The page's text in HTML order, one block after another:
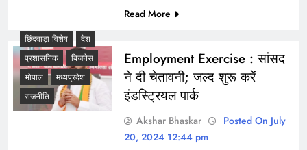
Read More
छिंदवाड़ा विशेष
देश
प्रशासनिक
बिजनेस
भोपाल
मध्यप्रदेश
राजनीति
Employment Exercise : सांसद
ने दी चेतावनी; जल्द शुरू करें
इंडस्ट्रियल पार्क
Akshar Bhaskar
Posted On July
20, 2024 12:44 pm